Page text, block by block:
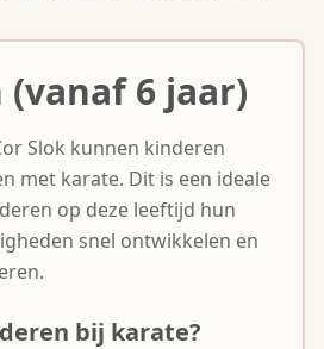
6 jaar)
Slok kunnen kinderen
met karate. Dit is een ideale
op deze leeftijd hun
snel ontwikkelen en
bij karate?